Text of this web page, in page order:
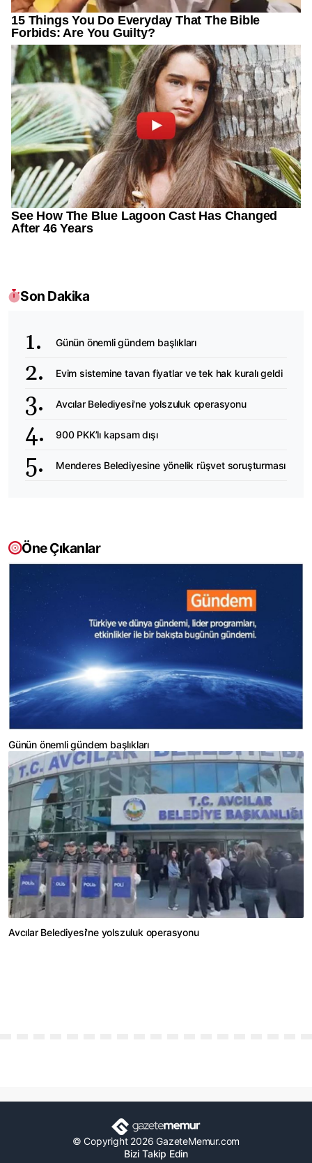
Son Dakika
Günün önemli gündem başlıkları
Evim sistemine tavan fiyatlar ve tek hak kuralı geldi
Avcılar Belediyesi'ne yolszuluk operasyonu
900 PKK’lı kapsam dışı
Menderes Belediyesine yönelik rüşvet soruşturması
Öne Çıkanlar
Günün önemli gündem başlıkları
Avcılar Belediyesi'ne yolszuluk operasyonu
© Copyright 2026 GazeteMemur.com
Bizi Takip Edin